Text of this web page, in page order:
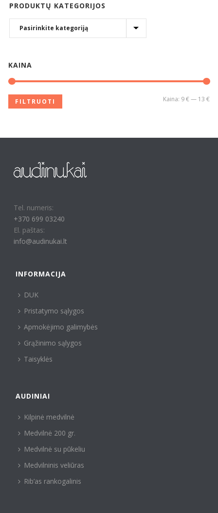
PRODUKTŲ KATEGORIJOS
KAINA
FILTRUOTI Kaina: 9 €— 13 €
Tel. numeris:
+370 699 03240
El. paštas:
info@audinukai.lt
INFORMACIJA
DUK
Pristatymo sąlygos
Apmokėjimo galimybės
Grąžinimo sąlygos
Taisyklės
AUDINIAI
Kilpinė medvilnė
Medvilnė 200 gr.
Medvilnė su pūkeliu
Medvilninis veliūras
Rib’as rankogalinis